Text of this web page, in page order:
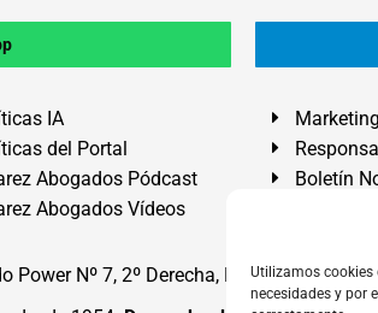
Utilizamos cookies
necesidades y por
IA
del Portal
Abogados Pódcast
Abogados Vídeos
Boletín
Power Nº 7, 2º Derecha, El Médano,